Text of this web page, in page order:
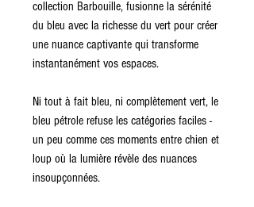
collection Barbouille, fusionne la sérénité
du bleu avec la richesse du vert pour créer
une nuance captivante qui transforme
instantanément vos espaces.
Ni tout à fait bleu, ni complètement vert, le
bleu pétrole refuse les catégories faciles -
un peu comme ces moments entre chien et
loup où la lumière révèle des nuances
insoupçonnées.